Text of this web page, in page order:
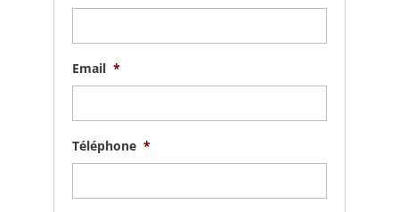
Email *
Téléphone *